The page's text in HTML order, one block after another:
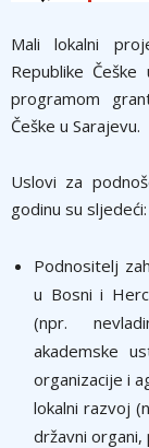
Mali lokalni
Republike
programom
Češke u Sarajevu.
Uslovi za
godinu su sljedeći:
Podnositelj
u Bosni i
(npr.
akademske
organizacije i
lokalni razvoj
državni